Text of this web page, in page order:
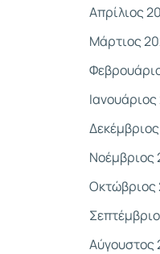
Απρίλιος
Μάρτιος
Νοέμβριος
Οκτώβριος
Αύγουστος